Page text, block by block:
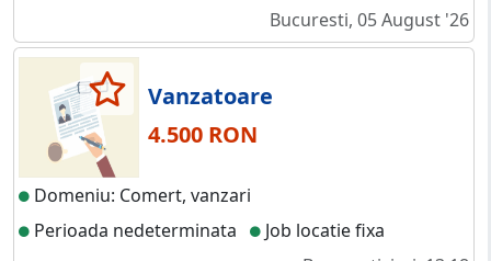
Bucuresti, 05 August '26
Vanzatoare
4.500 RON
Domeniu: Comert, vanzari
Perioada nedeterminata
Job locatie fixa